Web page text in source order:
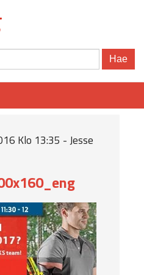
Hae
Klo 13:35 - Jesse